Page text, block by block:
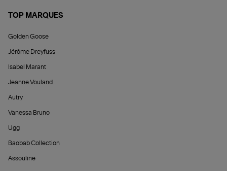
TOP MARQUES
Golden Goose
Jérôme Dreyfuss
Isabel Marant
Jeanne Vouland
Autry
Vanessa Bruno
Ugg
Baobab Collection
Assouline